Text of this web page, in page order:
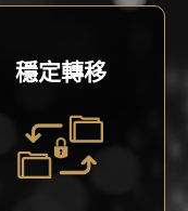
穩定轉移